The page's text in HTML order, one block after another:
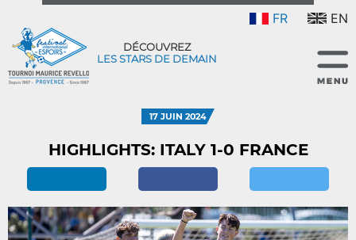
FR EN
DÉCOUVREZ
LES STARS DE DEMAIN
17 JUIN 2024
HIGHLIGHTS: ITALY 1-0 FRANCE